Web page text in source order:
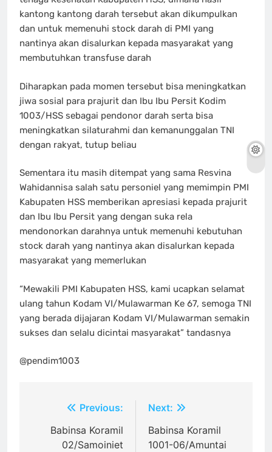
kantong kantong darah tersebut akan dikumpulkan
dan untuk memenuhi stock darah di PMI yang
nantinya akan disalurkan kepada masyarakat yang
membutuhkan transfuse darah
Diharapkan pada momen tersebut bisa meningkatkan
jiwa sosial para prajurit dan Ibu Ibu Persit Kodim
1003/HSS sebagai pendonor darah serta bisa
meningkatkan silaturahmi dan kemanunggalan TNI
dengan rakyat, tutup beliau
Sementara itu masih ditempat yang sama Resvina
Wahidannisa salah satu personiel yang memimpin PMI
Kabupaten HSS memberikan apresiasi kepada prajurit
dan Ibu Ibu Persit yang dengan suka rela
mendonorkan darahnya untuk memenuhi kebutuhan
stock darah yang nantinya akan disalurkan kepada
masyarakat yang memerlukan
“Mewakili PMI Kabupaten HSS, kami ucapkan selamat
ulang tahun Kodam VI/Mulawarman Ke 67, semoga TNI
yang berada dijajaran Kodam VI/Mulawarman semakin
sukses dan selalu dicintai masyarakat” tandasnya
@pendim1003
Navigasi
pos
Previous:
Babinsa Koramil
02/Samoiniet
Next:
Babinsa Koramil
1001-06/Amuntai